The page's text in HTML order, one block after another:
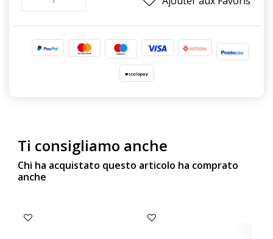
Ti consigliamo anche
Chi ha acquistato questo articolo ha comprato
anche